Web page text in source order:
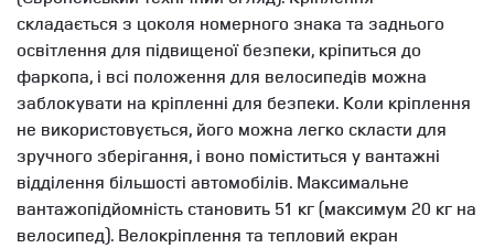
складається з цоколя номерного знака та заднього
освітлення для підвищеної безпеки, кріпиться до
фаркопа, і всі положення для велосипедів можна
заблокувати на кріпленні для безпеки. Коли кріплення
не використовується, його можна легко скласти для
зручного зберігання, і воно поміститься у вантажні
відділення більшості автомобілів. Максимальне
вантажопідйомність становить 51 кг (максимум 20 кг на
велосипед). Велокріплення та тепловий екран